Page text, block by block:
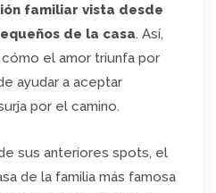
familiar vista desde
de la casa. Así,
el amor triunfa por
ayudar a aceptar
por el camino.
sus anteriores spots, el
de la familia más famosa